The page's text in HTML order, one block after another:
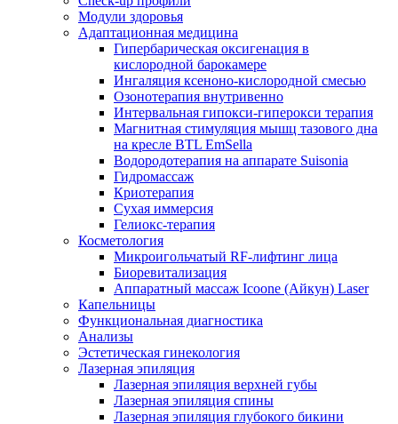
Модули здоровья
Адаптационная медицина
Гипербарическая оксигенация в
кислородной барокамере
Ингаляция ксеноно-кислородной смесью
Озонотерапия внутривенно
Интервальная гипокси-гиперокси терапия
Магнитная стимуляция мышц тазового дна
на кресле BTL EmSella
Водородотерапия на аппарате Suisonia
Гидромассаж
Криотерапия
Сухая иммерсия
Гелиокс-терапия
Косметология
Микроигольчатый RF-лифтинг лица
Биоревитализация
Аппаратный массаж Icoone (Айкун) Laser
Капельницы
Функциональная диагностика
Анализы
Эстетическая гинекология
Лазерная эпиляция
Лазерная эпиляция верхней губы
Лазерная эпиляция спины
Лазерная эпиляция глубокого бикини